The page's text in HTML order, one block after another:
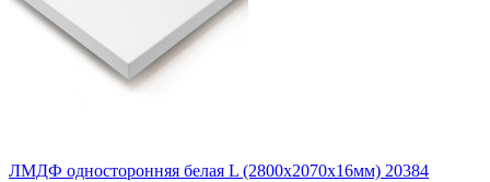
ЛМДФ односторонняя белая L (2800х2070х16мм) 20384